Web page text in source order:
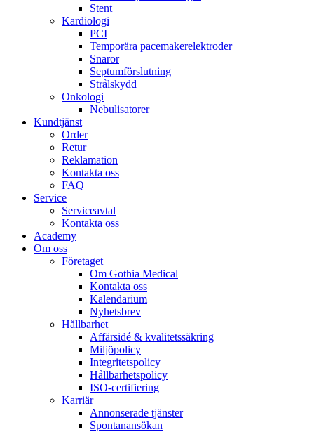
Stent
Kardiologi
PCI
Temporära pacemakerelektroder
Snaror
Septumförslutning
Strålskydd
Onkologi
Nebulisatorer
Kundtjänst
Order
Retur
Reklamation
Kontakta oss
FAQ
Service
Serviceavtal
Kontakta oss
Academy
Om oss
Företaget
Om Gothia Medical
Kontakta oss
Kalendarium
Nyhetsbrev
Hållbarhet
Affärsidé & kvalitetssäkring
Miljöpolicy
Integritetspolicy
Hållbarhetspolicy
ISO-certifiering
Karriär
Annonserade tjänster
Spontanansökan